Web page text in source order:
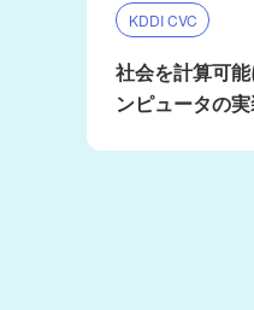
KDDI CVC
社会を計算可
ンピュータの